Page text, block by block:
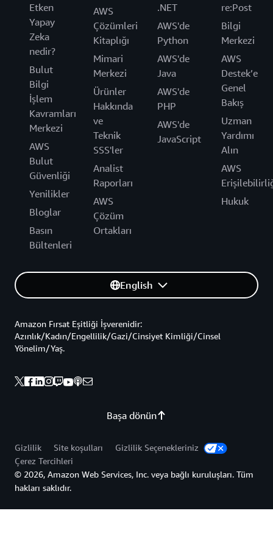
Etken
Yapay
Zeka
nedir?
Bulut
Bilgi
İşlem
Kavramları
Merkezi
AWS
Bulut
Güvenliği
Yenilikler
Bloglar
Basın
Bültenleri
AWS
Çözümleri
Kitaplığı
Mimari
Merkezi
Ürünler
Hakkında
ve
Teknik
SSS'ler
Analist
Raporları
AWS
Çözüm
Ortakları
.NET
AWS'de
Python
AWS'de
Java
AWS'de
PHP
AWS'de
JavaScript
re:Post
Bilgi
Merkezi
AWS
Destek’e
Genel
Bakış
Uzman
Yardımı
Alın
AWS
Hukuk
English
Başa dönün
Amazon Fırsat Eşitliği İşverenidir:
Azınlık/Kadın/Engellilik/Gazi/Cinsiyet Kimliği/Cinsel
Yönelim/Yaş.
Gizlilik Site koşulları
Gizlilik Seçenekleriniz
Çerez Tercihleri
© 2026, Amazon Web Services, Inc. veya bağlı kuruluşları. Tüm
hakları saklıdır.